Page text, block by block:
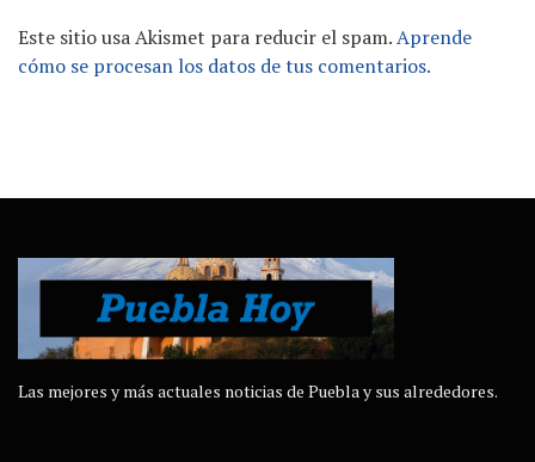
Este sitio usa Akismet para reducir el spam.Aprende
cómo se procesan los datos de tus comentarios.
Las mejores y más actuales noticias de Puebla y sus alrededores.